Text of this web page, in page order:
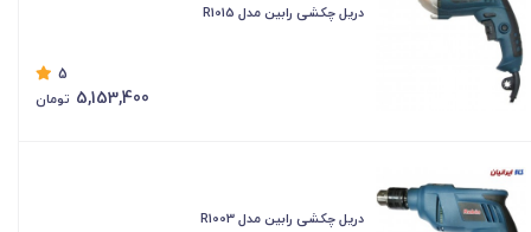
دریل چکشی رابین مدل R1015
5
5,153,400 تومان
دریل چکشی رابین مدل R1003